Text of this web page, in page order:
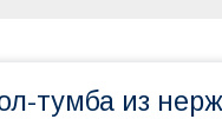
тумба из